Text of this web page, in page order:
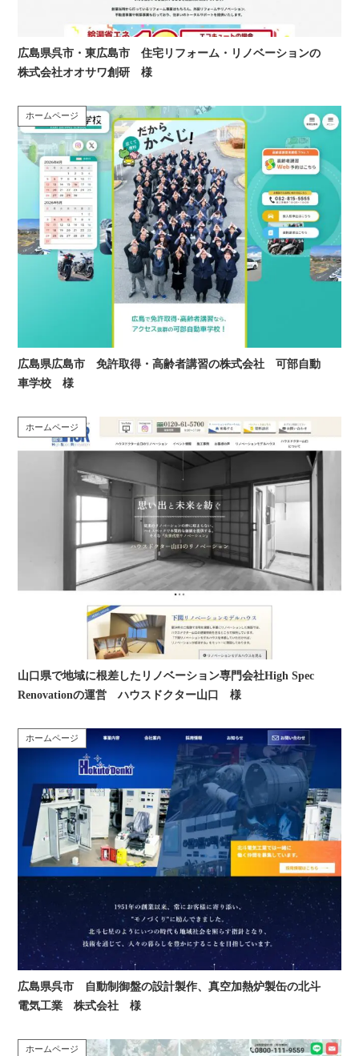
広島県呉市・東広島市 住宅リフォーム・リノベーションの
株式会社オオサワ創研 様
ホームページ
広島県広島市 免許取得・高齢者講習の株式会社 可部自動
車学校 様
ホームページ
山口県で地域に根差したリノベーション専門会社High Spec
Renovationの運営 ハウスドクター山口 様
ホームページ
広島県呉市 自動制御盤の設計製作、真空加熱炉製缶の北斗
電気工業 株式会社 様
ホームページ